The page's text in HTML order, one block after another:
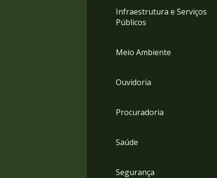
Infraestrutura e Serviços
Públicos
Meio Ambiente
Ouvidoria
Procuradoria
Saúde
Segurança